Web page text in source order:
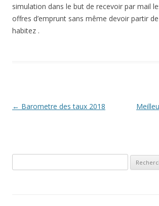
simulation dans le but de recevoir par mail
offres d’emprunt sans même devoir partir
habitez .
Navigation
← Barometre des taux 2018